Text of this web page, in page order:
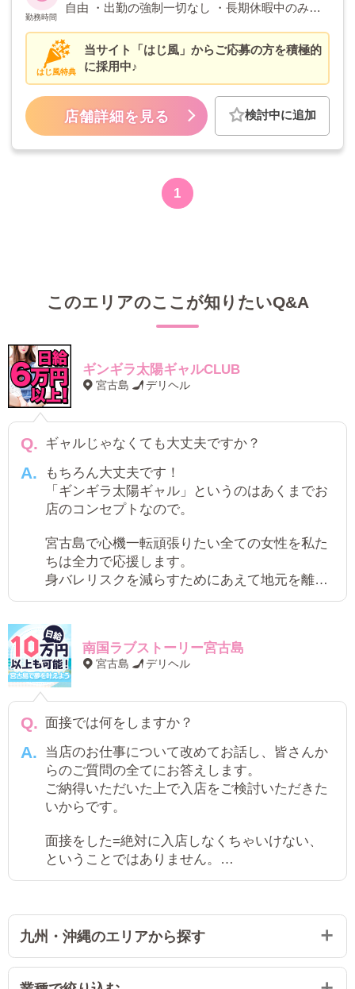
勤務時間
自由 ・出勤の強制一切なし ・長期休暇中のみの
はじ風特典
当サイト「はじ風」からご応募の方を積極的
に採用中♪
店舗詳細を見る 検討中に追加
1
このエリアのここが知りたいQ&A
ギンギラ太陽ギャルCLUB
宮古島 デリヘル
ギャルじゃなくても大丈夫ですか？
もちろん大丈夫です！
「ギンギラ太陽ギャル」というのはあくまでお
店のコンセプトなので。
宮古島で心機一転頑張りたい全ての女性を私た
ちは全力で応援します。
身バレリスクを減らすためにあえて地元を離
れ、宮古島で働くことを選ぶ女性は多いです。
南国ラブストーリー宮古島
宮古島 デリヘル
面接では何をしますか？
当店のお仕事について改めてお話し、皆さんか
らのご質問の全てにお答えします。
ご納得いただいた上で入店をご検討いただきた
いからです。
面接をした=絶対に入店しなくちゃいけない、
ということではありません。
無理に入店をすすめることもありませんのでご
九州・沖縄のエリアから探す